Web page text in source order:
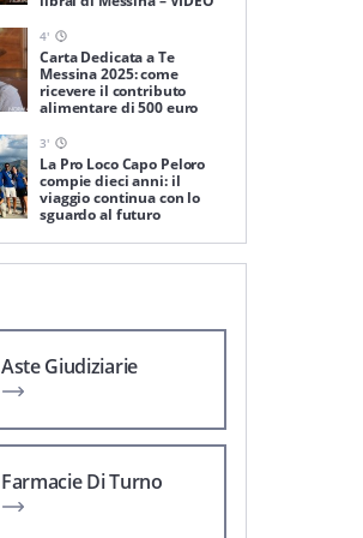
4'
Carta Dedicata a Te
Messina 2025: come
ricevere il contributo
alimentare di 500 euro
3'
La Pro Loco Capo Peloro
compie dieci anni: il
viaggio continua con lo
sguardo al futuro
Aste Giudiziarie
Farmacie Di Turno